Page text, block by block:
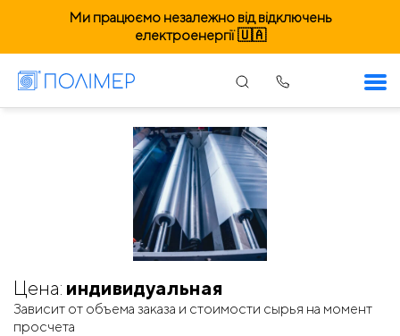
Ми працюємо незалежно від відключень
електроенергії 🇺🇦
Пленка. Житомир
Цена: индивидуальная
Зависит от объема заказа и стоимости сырья на момент
просчета